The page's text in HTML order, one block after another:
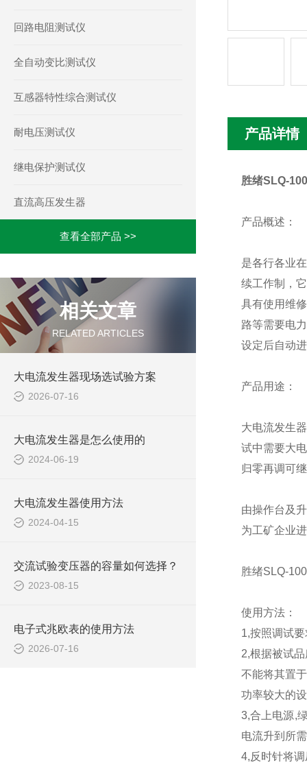
回路电阻测试仪
全自动变比测试仪
互感器特性综合测试仪
耐电压测试仪
继电保护测试仪
直流高压发生器
查看全部产品 >>
相关文章
RELATED ARTICLES
大电流发生器现场选试验方案
2026-07-16
大电流发生器是怎么使用的
2024-06-19
大电流发生器使用方法
2024-04-15
交流试验变压器的容量如何选择？
2023-08-15
电子式兆欧表的使用方法
2026-07-16
产品详情
胜绪SLQ-
产品概述：
是各行各业
续工作制，
具有使用维
路等需要电
设定后自动
产品用途：
大电流发生
试中需要大
归零再调可
由操作台及
为工矿企业
胜绪SLQ-
使用方法：
1,按照调试
2,根据被试
不能将其置
功率较大的
3,合上电源,
电流升到所
4,反时针将